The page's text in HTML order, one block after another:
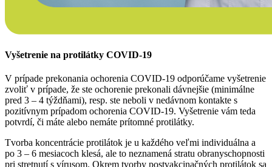
Vyšetrenie na protilátky COVID-19
V prípade prekonania ochorenia COVID-19 odporúčame vyšetrenie
zvoliť v prípade, že ste ochorenie prekonali dávnejšie (minimálne
pred 3 – 4 týždňami), resp. ste neboli v nedávnom kontakte s
pozitívnym prípadom ochorenia COVID-19. Vyšetrenie vám teda
potvrdí, či máte alebo nemáte prítomné protilátky.
Tvorba koncentrácie protilátok je u každého veľmi individuálna a
po 3 – 6 mesiacoch klesá, ale to neznamená stratu obranyschopnosti
pri stretnutí s vírusom. Okrem tvorby postvakcinačných protilátok sa